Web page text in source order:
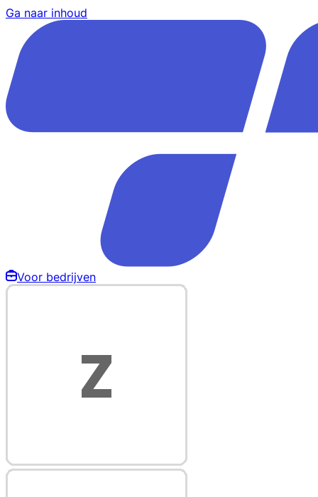
Ga naar inhoud
Voor bedrijven